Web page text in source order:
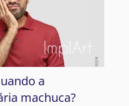
a
machuca?